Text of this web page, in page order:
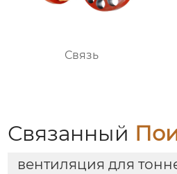
Связь
Связанный
вентиляция для